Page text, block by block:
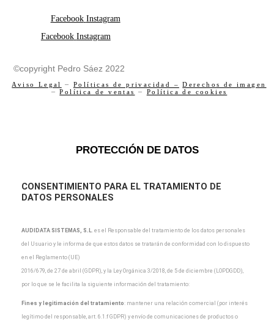
Facebook Instagram
Facebook Instagram
©copyright Pedro Sáez 2022
Aviso Legal – Políticas de privacidad –
Derechos de imagen
–Política de ventas – Política de cookies
PROTECCIÓN DE DATOS
CONSENTIMIENTO PARA EL TRATAMIENTO DE
DATOS PERSONALES
AUDIDATA SISTEMAS, S.L. es el Responsable del tratamiento de los datos personales
del Usuario y le informa de que estos datos se tratarán de conformidad con lo dispuesto
en el Reglamento (UE)
2016/679, de 27 de abril (GDPR), y la Ley Orgánica 3/2018, de 5 de diciembre (LOPDGDD),
por lo que se le facilita la siguiente información del tratamiento:
Fines y legitimación del tratamiento : mantener una relación comercial (por interés
legítimo del responsable, art. 6.1.f GDPR) y envío de comunicaciones de productos o